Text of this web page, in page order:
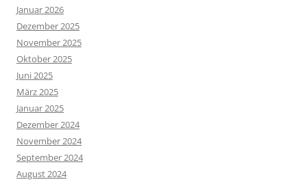
Januar 2026
Dezember 2025
November 2025
Oktober 2025
Juni 2025
März 2025
Januar 2025
Dezember 2024
November 2024
September 2024
August 2024